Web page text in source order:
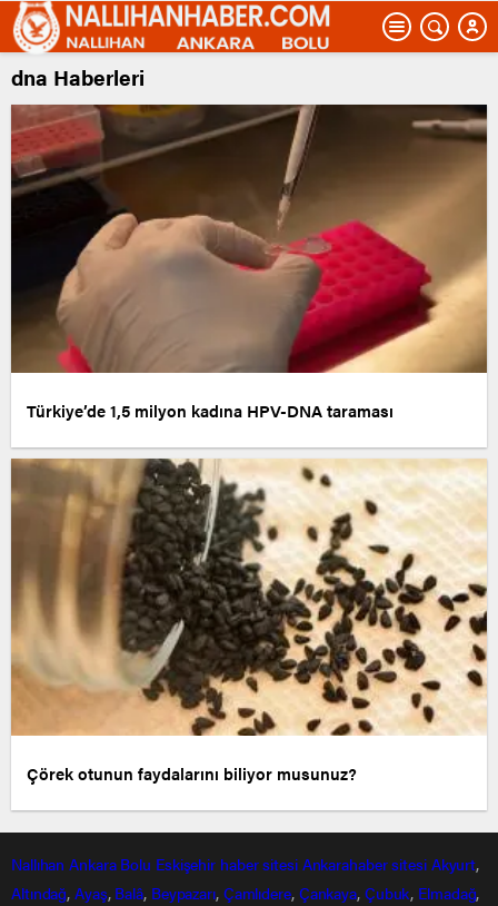
dna Haberleri
Türkiye’de 1,5 milyon kadına HPV-DNA taraması
Çörek otunun faydalarını biliyor musunuz?
Nallıhan Ankara Bolu Eskişehir haber sitesi Ankarahabersitesi Akyurt,
Altındağ,Ayaş, Balâ, Beypazarı, Çamlıdere, Çankaya, Çubuk, Elmadağ,